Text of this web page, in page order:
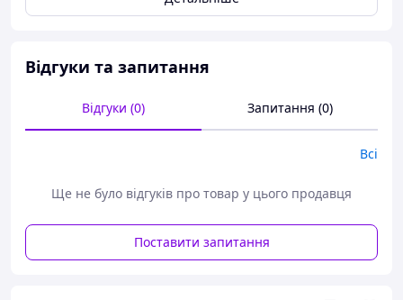
Довжина 400 мм
Відгуки та запитання
Відгуки (0) Запитання (0)
Всі
Ще не було відгуків про товар у цього продавця
Поставити запитання